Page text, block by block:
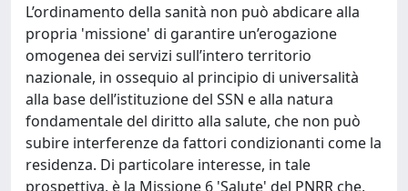
L’ordinamento della sanità non può abdicare alla
propria 'missione' di garantire un’erogazione
omogenea dei servizi sull’intero territorio
nazionale, in ossequio al principio di universalità
alla base dell’istituzione del SSN e alla natura
fondamentale del diritto alla salute, che non può
subire interferenze da fattori condizionanti come la
residenza. Di particolare interesse, in tale
prospettiva, è la Missione 6 'Salute' del PNRR che,